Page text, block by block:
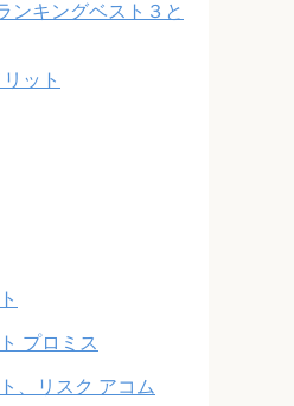
ンキングベスト３と
ット
プロミス
、リスク アコム